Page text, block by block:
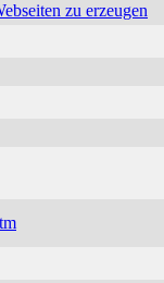
zu erzeugen